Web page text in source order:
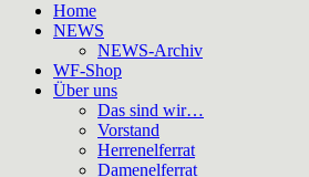
Home
NEWS
NEWS-Archiv
WF-Shop
Über uns
Das sind wir…
Vorstand
Herrenelferrat
Damenelferrat